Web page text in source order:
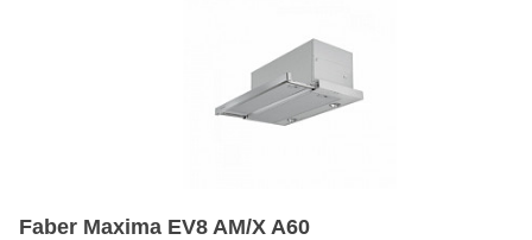
Faber Maxima EV8 AM/X A60